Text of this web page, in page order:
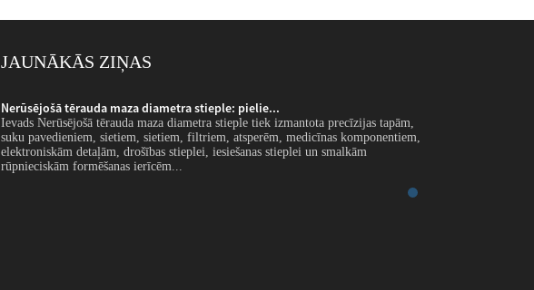
JAUNĀKĀS ZIŅAS
Nerūsējošā tērauda maza diametra stieple: pielie...
Ievads Nerūsējošā tērauda maza diametra stieple tiek izmantota precīzijas tapām,
suku pavedieniem, sietiem, sietiem, filtriem, atsperēm, medicīnas komponentiem,
elektroniskām detaļām, drošības stieplei, iesiešanas stieplei un smalkām
rūpnieciskām formēšanas ierīcēm...